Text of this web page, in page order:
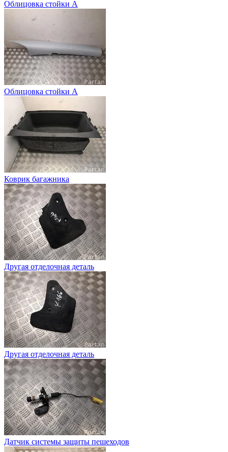
Облицовка стойки А
Облицовка стойки А
Коврик багажника
Другая отделочная деталь
Другая отделочная деталь
Датчик системы защиты пешеходов